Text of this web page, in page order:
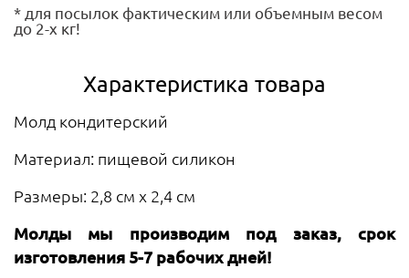
* для посылок фактическим или объемным весом
до 2-х кг!
Характеристика товара
Молд кондитерский
Материал: пищевой силикон
Размеры: 2,8 см х 2,4 см
Молды мы производим под заказ, срок
изготовления 5-7 рабочих дней!